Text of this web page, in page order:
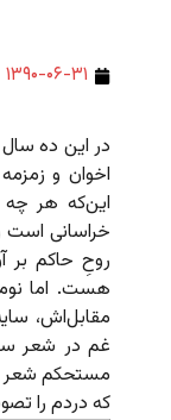
۱۳۹۰-۰۶-۳۱
در این ده
اخوان و
این‌که هر
خراسانی است
روحِ حاکم
هست. اما
مقابل‌اش،
غم در شعر
مستحکم شعر
که دردم را